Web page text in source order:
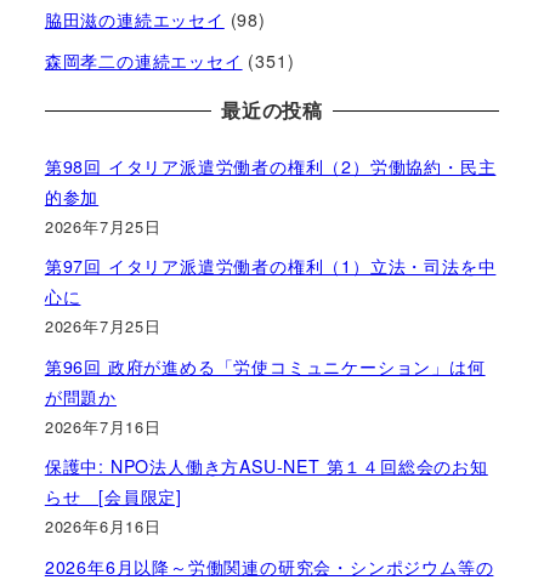
脇田滋の連続エッセイ (98)
森岡孝二の連続エッセイ (351)
最近の投稿
第98回 イタリア派遣労働者の権利（2）労働協約・民主
的参加
2026年7月25日
第97回 イタリア派遣労働者の権利（1）立法・司法を中
心に
2026年7月25日
第96回 政府が進める「労使コミュニケーション」は何
が問題か
2026年7月16日
保護中: NPO法人働き方ASU-NET 第１４回総会のお知
らせ [会員限定]
2026年6月16日
2026年6月以降～労働関連の研究会・シンポジウム等の